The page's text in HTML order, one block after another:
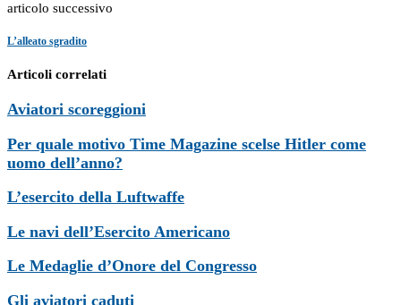
articolo successivo
L’alleato sgradito
Articoli correlati
Aviatori scoreggioni
Per quale motivo Time Magazine scelse Hitler come
uomo dell’anno?
L’esercito della Luftwaffe
Le navi dell’Esercito Americano
Le Medaglie d’Onore del Congresso
Gli aviatori caduti